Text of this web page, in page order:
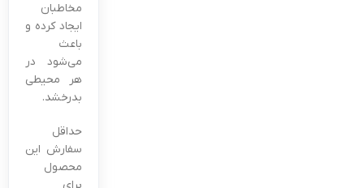
مخاطبان
ایجاد کرده و
باعث
می‌شود در
هر محیطی
بدرخشد.
حداقل
سفارش این
محصول